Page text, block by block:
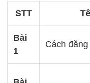
STT
Bài
1
Cách